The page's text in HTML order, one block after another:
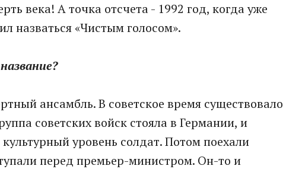
века! А точка отсчета - 1992 год, когда уже
назваться «Чистым голосом».
ансамбль. В советское время существовало
советских войск стояла в Германии, и
уровень солдат. Потом поехали
перед премьер-министром. Он-то и